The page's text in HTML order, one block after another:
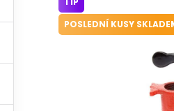
POSLEDNÍ KUSY